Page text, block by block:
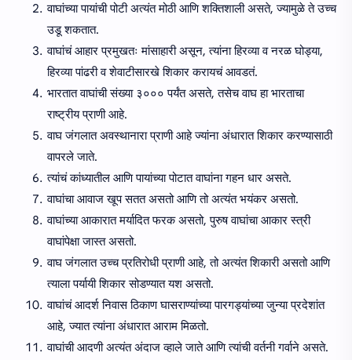
वाघांच्या पायांची पोटी अत्यंत मोठी आणि शक्तिशाली असते, ज्यामुळे ते उच्च
उडू शकतात.
वाघांचं आहार प्रमुखतः मांसाहारी असून, त्यांना हिरव्या व नरळ घोड्या,
हिरव्या पांढरी व शेवाटीसारखे शिकार करायचं आवडतं.
भारतात वाघांची संख्या ३००० पर्यंत असते, तसेच वाघ हा भारताचा
राष्ट्रीय प्राणी आहे.
वाघ जंगलात अवस्थानारा प्राणी आहे ज्यांना अंधारात शिकार करण्यासाठी
वापरले जाते.
त्यांचं कांध्यातील आणि पायांच्या पोटात वाघांना गहन धार असते.
वाघांचा आवाज खूप सतत असतो आणि तो अत्यंत भयंकर असतो.
वाघांच्या आकारात मर्यादित फरक असतो, पुरुष वाघांचा आकार स्त्री
वाघांपेक्षा जास्त असतो.
वाघ जंगलात उच्च प्रतिरोधी प्राणी आहे, तो अत्यंत शिकारी असतो आणि
त्याला पर्यायी शिकार सोडण्यात यश असतो.
वाघांचं आदर्श निवास ठिकाण घासराण्यांच्या पारगड्यांच्या जुन्या प्रदेशांत
आहे, ज्यात त्यांना अंधारात आराम मिळतो.
वाघांची आदणी अत्यंत अंदाज व्हाले जाते आणि त्यांची वर्तनी गर्वाने असते.